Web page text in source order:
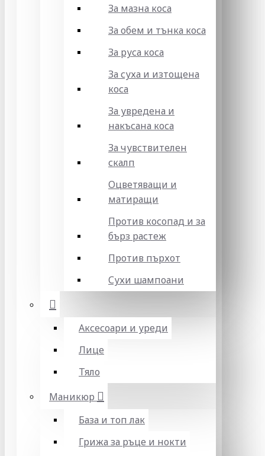
За мазна коса
За обем и тънка коса
За руса коса
За суха и изтощена
коса
За увредена и
накъсана коса
За чувствителен
скалп
Оцветяващи и
матиращи
Против косопад и за
бърз растеж
Против пърхот
Сухи шампоани
Аксесоари и уреди
Лице
Тяло
Маникюр
База и топ лак
Грижа за ръце и нокти